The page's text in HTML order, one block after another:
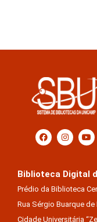
Biblioteca Digital
Prédio da Biblioteca
Rua Sérgio Buarque
Cidade Universitária